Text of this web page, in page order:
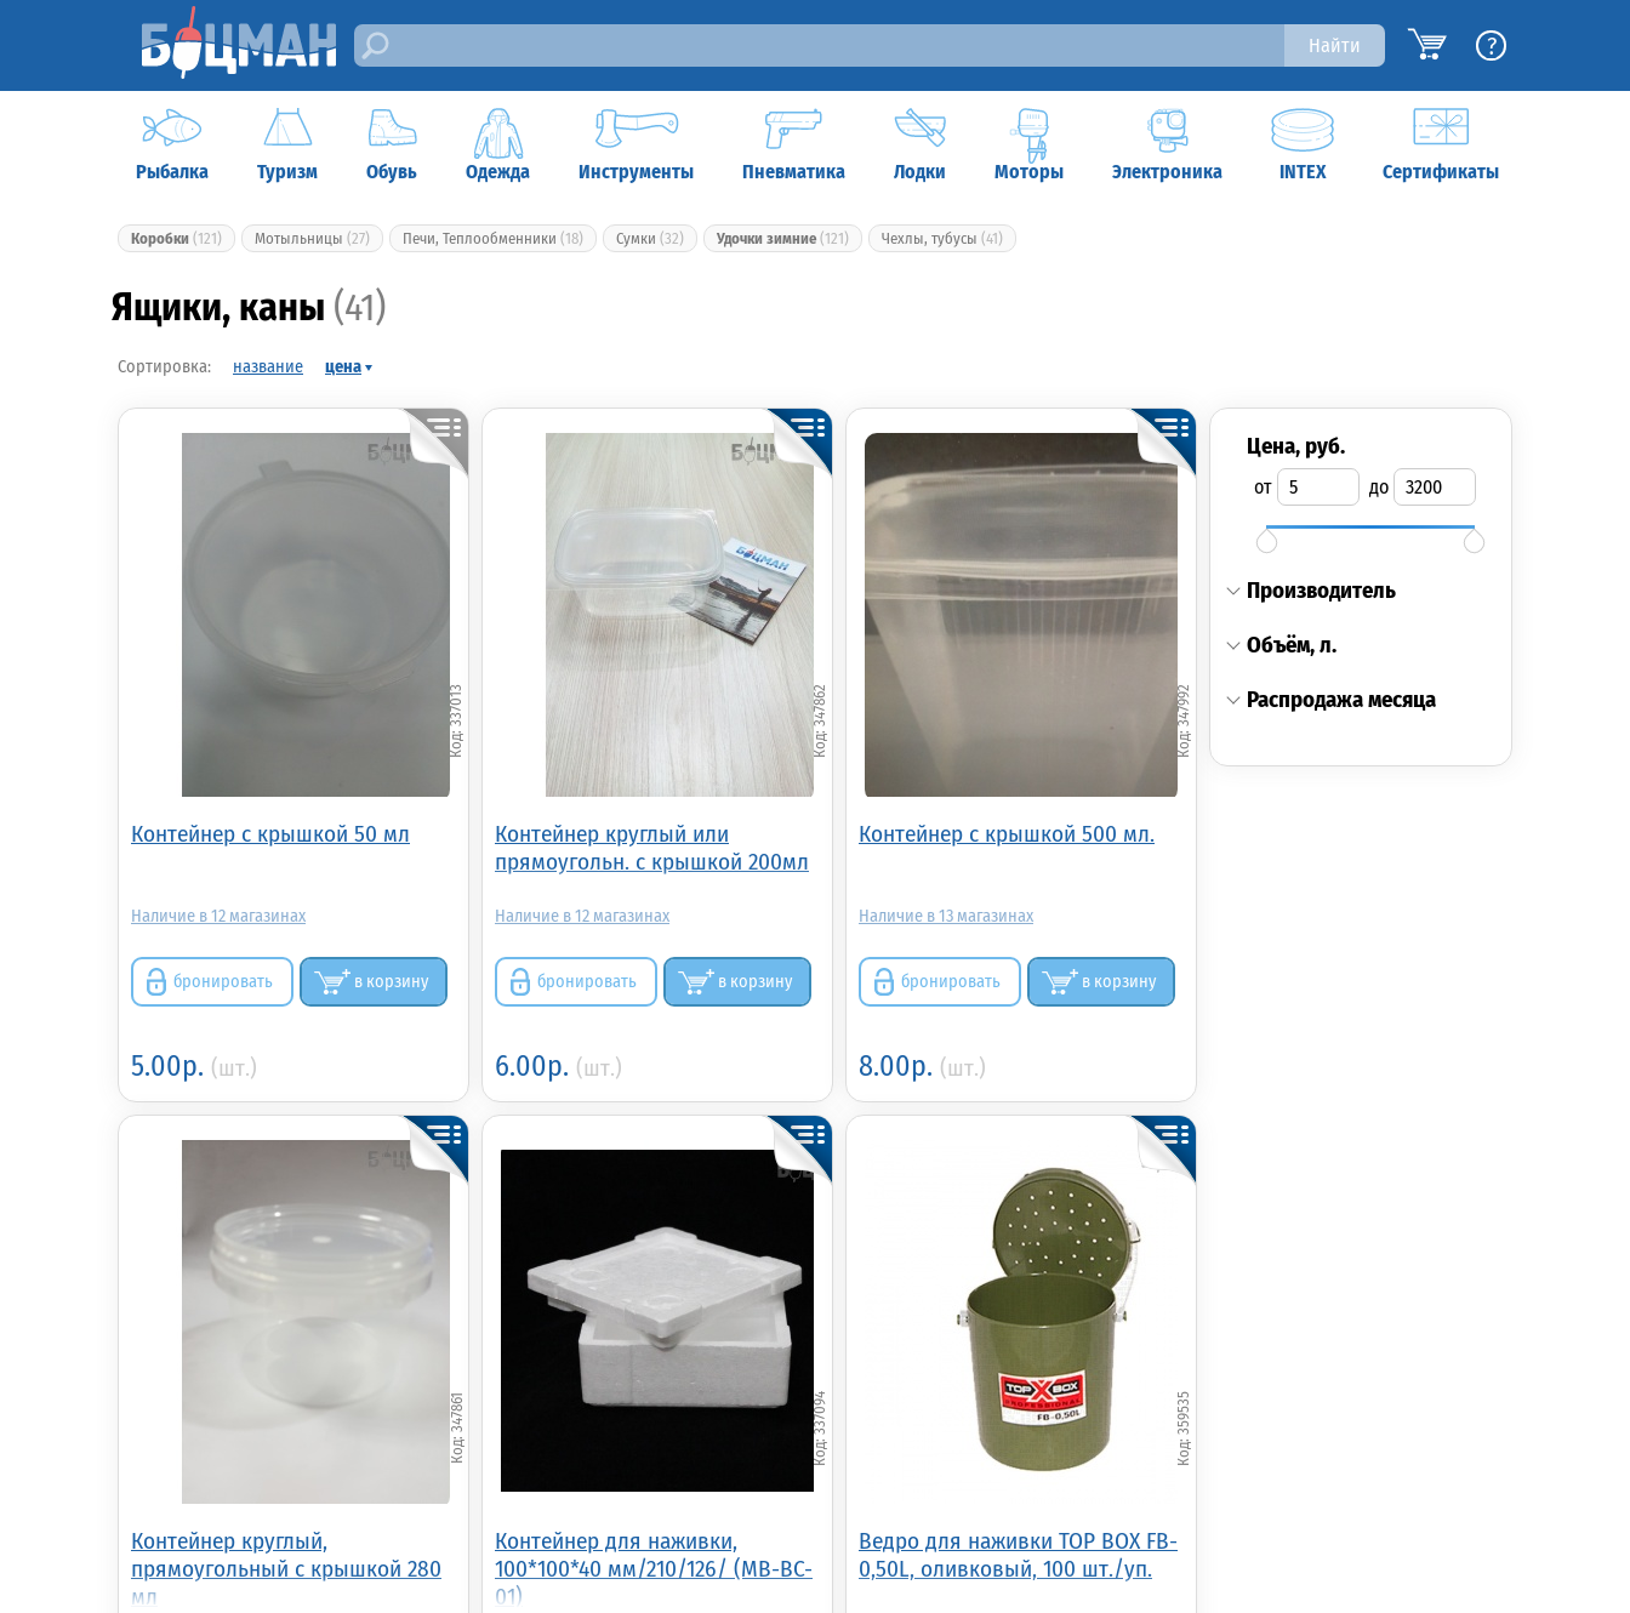
Найти ?
Рыбалка Туризм Обувь Одежда Инструменты Пневматика Лодки Моторы Электроника INTEX Сертификаты
Коробки (121) Мотыльницы (27) Печи, Теплообменники (18) Сумки (32) Удочки зимние (121) Чехлы, тубусы (41)
Ящики, каны (41)
название цена
Контейнер с крышкой 50 мл
337013
12
бронировать в корзину
5.00р. (шт.)
Контейнер круглый или
прямоугольн. с крышкой 200мл
347862
12
бронировать в корзину
6.00р. (шт.)
Контейнер с крышкой 500 мл.
347992
13
бронировать в корзину
8.00р. (шт.)
Контейнер круглый,
прямоугольный с крышкой 280
мл
347861
Контейнер для наживки,
100*100*40 мм/210/126/ (MB-BC-
01)
337094
Ведро для наживки TOP BOX FB-
0,50L, оливковый, 100 шт./уп.
359535
цена, руб.
от до
производитель
объём, л.
распродажа месяца